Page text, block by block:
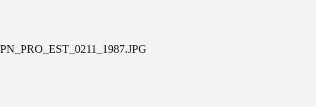
PN_PRO_EST_0211_1987.JPG